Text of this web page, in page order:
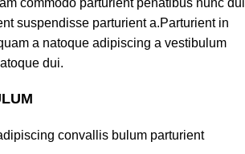
suspendisse parturient a.Parturient in
a natoque adipiscing a vestibulum
dui.
convallis bulum parturient